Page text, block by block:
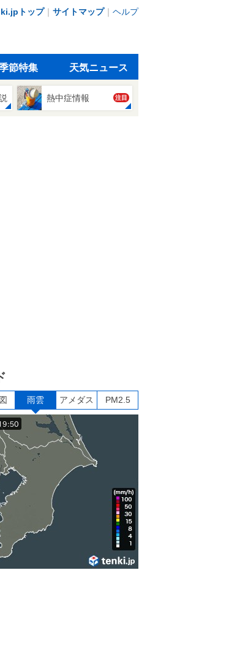
トップ｜ サイトマップ｜ ヘルプ
節特集 天気ニュース
熱中症情報 注目
雨雲 アメダス PM2.5